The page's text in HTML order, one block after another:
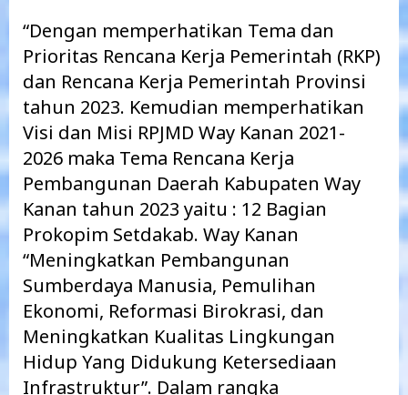
“Dengan memperhatikan Tema dan
Prioritas Rencana Kerja Pemerintah (RKP)
dan Rencana Kerja Pemerintah Provinsi
tahun 2023. Kemudian memperhatikan
Visi dan Misi RPJMD Way Kanan 2021-
2026 maka Tema Rencana Kerja
Pembangunan Daerah Kabupaten Way
Kanan tahun 2023 yaitu : 12 Bagian
Prokopim Setdakab. Way Kanan
“Meningkatkan Pembangunan
Sumberdaya Manusia, Pemulihan
Ekonomi, Reformasi Birokrasi, dan
Meningkatkan Kualitas Lingkungan
Hidup Yang Didukung Ketersediaan
Infrastruktur”. Dalam rangka